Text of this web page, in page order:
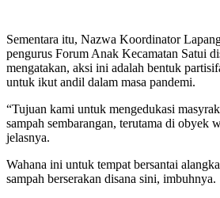
Sementara itu, Nazwa Koordinator
pengurus Forum Anak Kecamatan Satui
mengatakan, aksi ini adalah bentuk
untuk ikut andil dalam masa pandemi.
“Tujuan kami untuk mengedukasi
sampah sembarangan, terutama di obyek
jelasnya.
Wahana ini untuk tempat bersantai
sampah berserakan disana sini, imbuhnya.